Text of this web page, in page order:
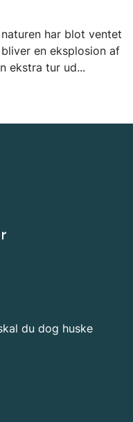
har blot ventet
en eksplosion af
ekstra tur ud...
du dog huske